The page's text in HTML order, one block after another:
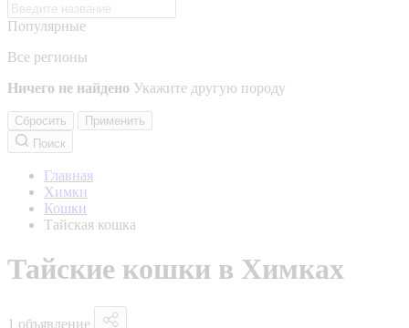
Популярные
Все регионы
Ничего не найдено Укажите другую породу
Сбросить
Применить
Поиск
Главная
Химки
Кошки
Тайская кошка
Тайские кошки в Химках
1 объявление